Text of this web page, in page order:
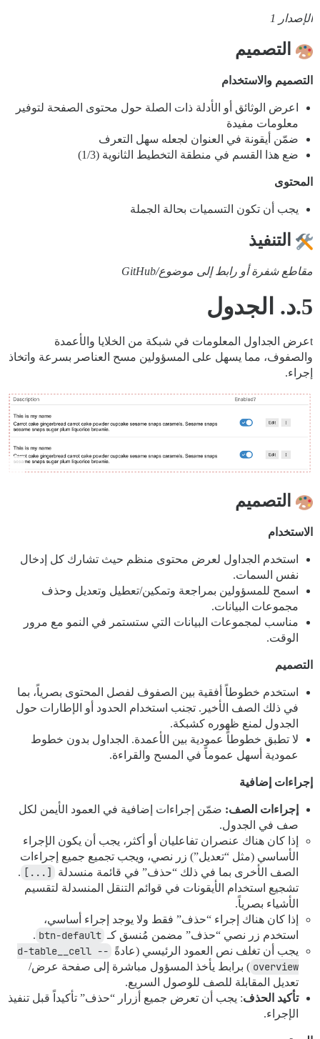
الإصدار 1
التصميم
التصميم والاستخدام
اعرض الوثائق أو الأدلة ذات الصلة حول محتوى الصفحة لتوفير
معلومات مفيدة
ضمّن أيقونة في العنوان لجعله سهل التعرف
ضع هذا القسم في منطقة التخطيط الثانوية (1/3)
المحتوى
يجب أن تكون التسميات بحالة الجملة
التنفيذ
مقاطع شفرة أو رابط إلى موضوع/GitHub
5.د. الجدول
tعرض الجداول المعلومات في شبكة من الخلايا والأعمدة
والصفوف، مما يسهل على المسؤولين مسح العناصر بسرعة واتخاذ
إجراء.
التصميم
الاستخدام
استخدم الجداول لعرض محتوى منظم حيث تشارك كل إدخال
نفس السمات.
اسمح للمسؤولين بمراجعة وتمكين/تعطيل وتعديل وحذف
مجموعات البيانات.
مناسب لمجموعات البيانات التي ستستمر في النمو مع مرور
الوقت.
التصميم
استخدم خطوطاً أفقية بين الصفوف لفصل المحتوى بصرياً، بما
في ذلك الصف الأخير. تجنب استخدام الحدود أو الإطارات حول
الجدول لمنع ظهوره كشبكة.
لا تطبق خطوطاً عمودية بين الأعمدة. الجداول بدون خطوط
عمودية أسهل عموماً في المسح والقراءة.
إجراءات إضافية
إجراءات الصف: ضمّن إجراءات إضافية في العمود الأيمن لكل
صف في الجدول.
إذا كان هناك عنصران تفاعليان أو أكثر، يجب أن يكون الإجراء
الأساسي (مثل “تعديل”) زر نصي، ويجب تجميع جميع إجراءات
الصف الأخرى بما في ذلك “حذف” في قائمة منسدلة
[...]
.
تشجيع استخدام الأيقونات في قوائم التنقل المنسدلة لتقسيم
الأشياء بصرياً.
إذا كان هناك إجراء “حذف” فقط ولا يوجد إجراء أساسي،
استخدم زر نصي “حذف” مضمن مُنسق كـ btn-default
.
يجب أن تغلف نص العمود الرئيسي (عادةً d-table__cell --
overview ) برابط يأخذ المسؤول مباشرة إلى صفحة عرض/
تعديل المقابلة للصف للوصول السريع.
تأكيد الحذف: يجب أن تعرض جميع أزرار “حذف” تأكيداً قبل تنفيذ
الإجراء.